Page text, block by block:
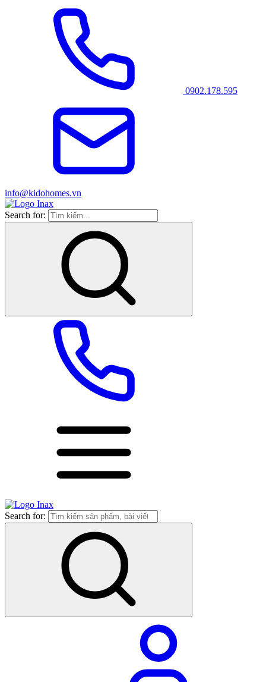
0902.178.595
info@kidohomes.vn
Search for:
Search for: